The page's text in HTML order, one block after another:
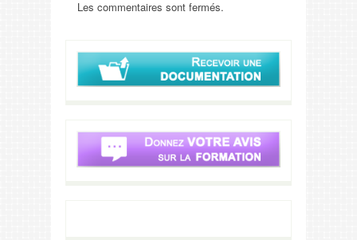
Les commentaires sont fermés.